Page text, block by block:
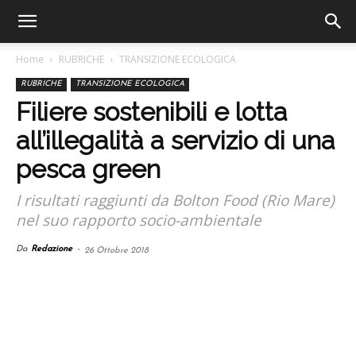
Home RUBRICHE TRANSIZIONE ECOLOGICA
RUBRICHE TRANSIZIONE ECOLOGICA
Filiere sostenibili e lotta
all’illegalità a servizio di una
pesca green
I risultati raggiunti da Bolton Food (Rio Mare)
nel suo rapporto socio-ambientale
Da Redazione - 26 Ottobre 2018